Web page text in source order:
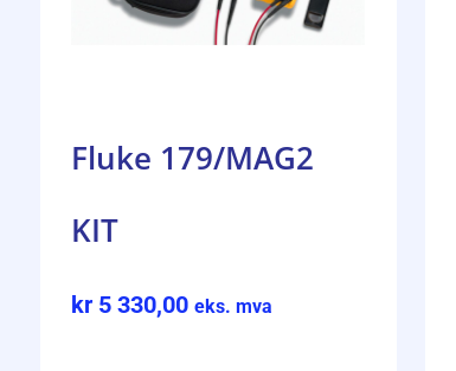
Fluke 179/MAG2
KIT
kr 5 330,00 eks. mva